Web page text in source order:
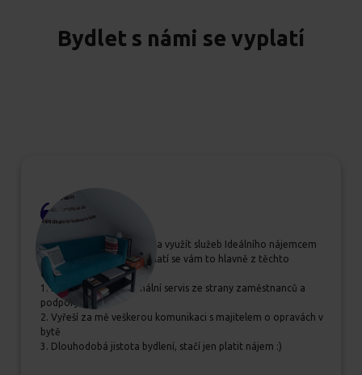
Bydlet s námi se vyplatí
Pokud se rozhodujete, zda využít služeb Ideálního nájemcem
určitě jim dejte šanci, vyplatí se vám to hlavně z těchto
důvodů:
1. Příjemný a profesionální servis ze strany zaměstnanců a
podpory
2. Vyřeší za mě veškerou komunikaci s majitelem o opravách v
bytě
3. Dlouhodobá jistota bydlení, stačí jen platit nájem :)